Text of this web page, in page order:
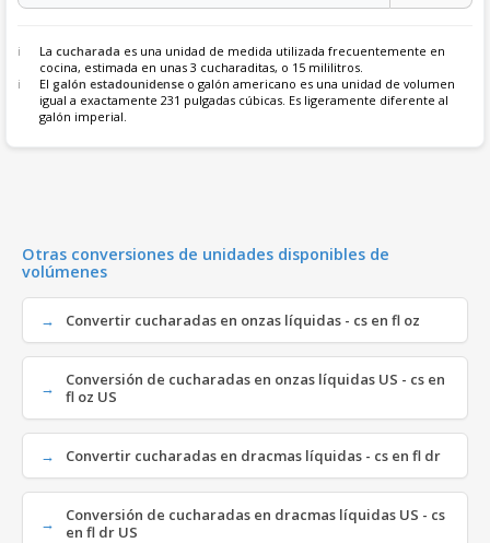
La cucharada es una unidad de medida utilizada frecuentemente en
cocina, estimada en unas 3 cucharaditas, o 15 mililitros.
El galón estadounidense o galón americano es una unidad de volumen
igual a exactamente 231 pulgadas cúbicas. Es ligeramente diferente al
galón imperial.
Otras conversiones de unidades disponibles de
volúmenes
Convertir cucharadas en onzas líquidas - cs en fl oz
Conversión de cucharadas en onzas líquidas US - cs en
fl oz US
Convertir cucharadas en dracmas líquidas - cs en fl dr
Conversión de cucharadas en dracmas líquidas US - cs
en fl dr US